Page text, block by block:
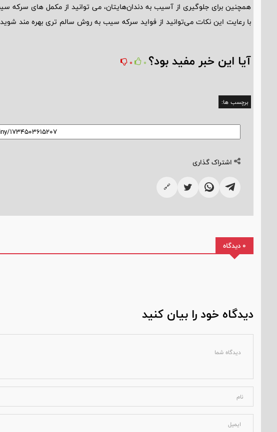
همچنین برای جلوگیری از آسیب به دندان‌هایتان، می‌ توانید از مکمل ‌های سرکه
با رعایت این نکات می‌توانید از فواید سرکه سیب به روش سالم تری بهره‌ مند
آیا این خبر مفید بود؟ 0
0
برچسب ها:
اشتراک گذاری
🔗
0 دیدگاه
دیدگاه خود را بیان کنید